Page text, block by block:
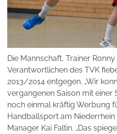
Die Mannschaft, Trainer
Verantwortlichen des TVK
2013/2014 entgegen. „Wir
vergangenen Saison mit einer
noch einmal kräftig Werbung
Handballsport am Niederrhein
Manager Kai Faltin. „Das